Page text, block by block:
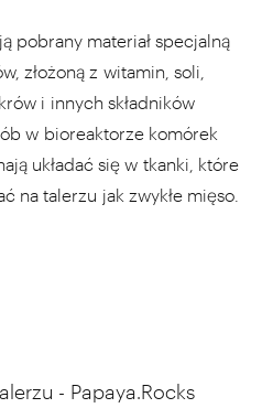
pobrany materiał specjalną
złożoną z witamin, soli,
i innych składników
w bioreaktorze komórek
układać się w tkanki, które
na talerzu jak zwykłe mięso.
- Papaya.Rocks